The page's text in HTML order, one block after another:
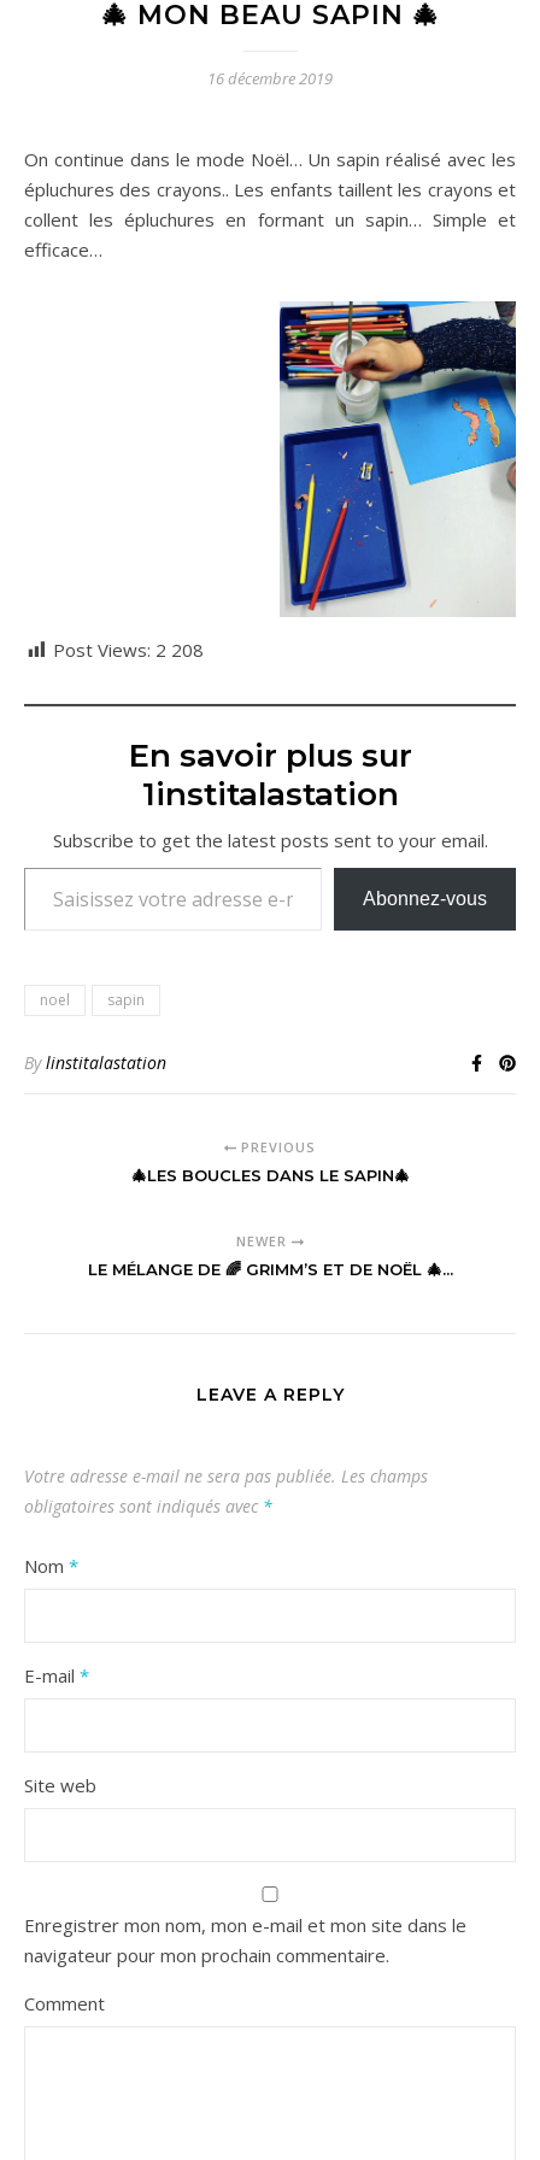
🎄 MON BEAU SAPIN 🎄
16 décembre 2019
On continue dans le mode Noël… Un sapin réalisé avec les
épluchures des crayons.. Les enfants taillent les crayons et
collent les épluchures en formant un sapin… Simple et
efficace…
Post Views: 2 208
En savoir plus sur
1institalastation
Subscribe to get the latest posts sent to your email.
Saisissez votre adresse e-mail…
Abonnez-vous
noel sapin
Bylinstitalastation
PREVIOUS
🎄LES BOUCLES DANS LE SAPIN🎄
NEWER
LE MÉLANGE DE 🌈 GRIMM’S ET DE NOËL 🎄...
LEAVE A REPLY
Votre adresse e-mail ne sera pas publiée. Les champs
obligatoires sont indiqués avec *
Nom *
E-mail *
Site web
Enregistrer mon nom, mon e-mail et mon site dans le
navigateur pour mon prochain commentaire.
Comment